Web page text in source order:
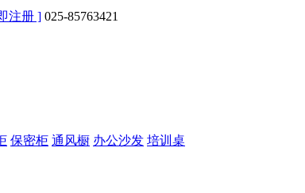
注册 ] 025-85763421
保密柜 通风橱 办公沙发 培训桌